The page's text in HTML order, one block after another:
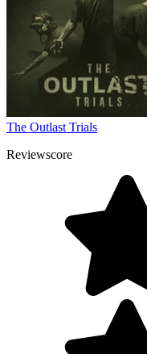
The Outlast Trials
Reviewscore